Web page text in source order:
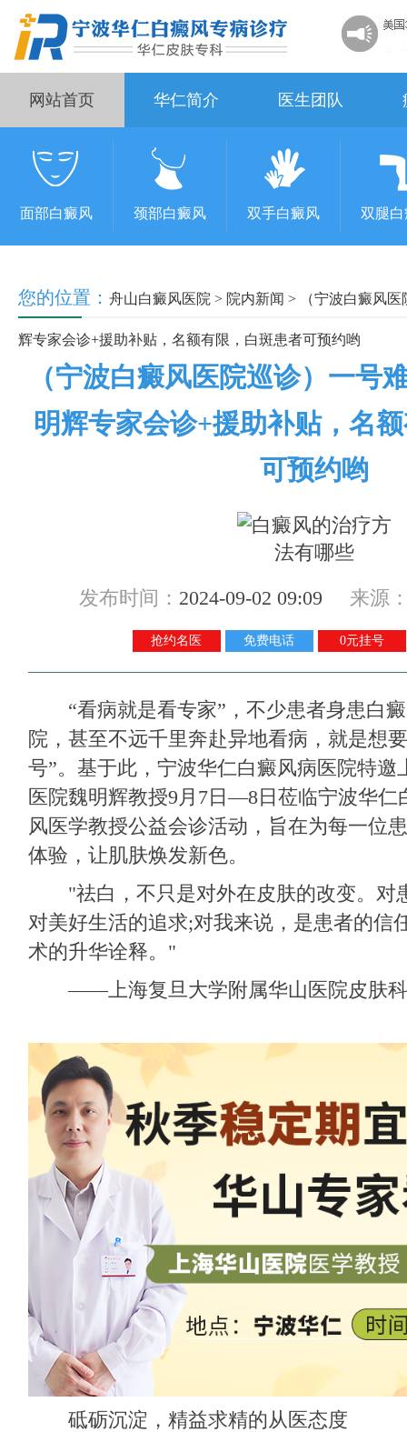
网站首页 华仁简介 医生团队
面部白癜风 颈部白癜风 双手白癜风 双腿
您的位置： 舟山白癜风医院 > 院内新闻 > （宁波白癜风
辉专家会诊+援助补贴，名额有限，白斑患者可预约哟
（宁波白癜风医院巡诊）一号
明辉专家会诊+援助补贴，名
可预约哟
发布时间： 2024-09-02 09:09 来源
抢约名医 免费电话 0元挂号
“看病就是看专家”，不少患者身患白癜
院，甚至不远千里奔赴异地看病，就是想
号”。基于此，宁波华仁白癜风病医院特邀
医院魏明辉教授9月7日—8日莅临宁波华仁
风医学教授公益会诊活动，旨在为每一位
体验，让肌肤焕发新色。
"祛白，不只是对外在皮肤的改变。对
对美好生活的追求;对我来说，是患者的信
术的升华诠释。"
——上海复旦大学附属华山医院皮肤科
砥砺沉淀，精益求精的从医态度